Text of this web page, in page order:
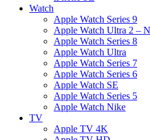
Watch
Apple Watch Series 9
Apple Watch Ultra 2 –
Apple Watch Series 8
Apple Watch Ultra
Apple Watch Series 7
Apple Watch Series 6
Apple Watch SE
Apple Watch Series 5
Apple Watch Nike
TV
Apple TV 4K